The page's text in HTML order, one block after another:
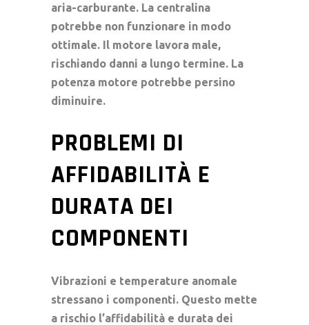
aria-carburante. La centralina
potrebbe non funzionare in modo
ottimale. Il motore lavora male,
rischiando danni a lungo termine. La
potenza motore potrebbe persino
diminuire.
PROBLEMI DI
AFFIDABILITÀ E
DURATA DEI
COMPONENTI
Vibrazioni e temperature anomale
stressano i componenti. Questo mette
a rischio l’affidabilità e durata dei